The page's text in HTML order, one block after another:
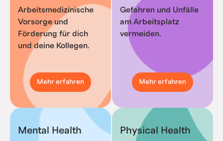
Arbeitsmedizinische
Vorsorge und
Förderung für dich
und deine Kollegen.
Mehr erfahren
Gefahren und Unfälle
am Arbeitsplatz
vermeiden.
Mehr erfahren
Mental Health Physical Health